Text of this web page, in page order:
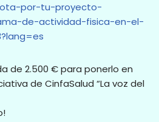
por-tu-proyecto-
de-actividad-fisica-en-el-
de 2.500 € para ponerlo en
de CinfaSalud “La voz del